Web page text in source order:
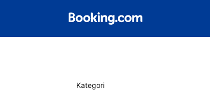
Kategori